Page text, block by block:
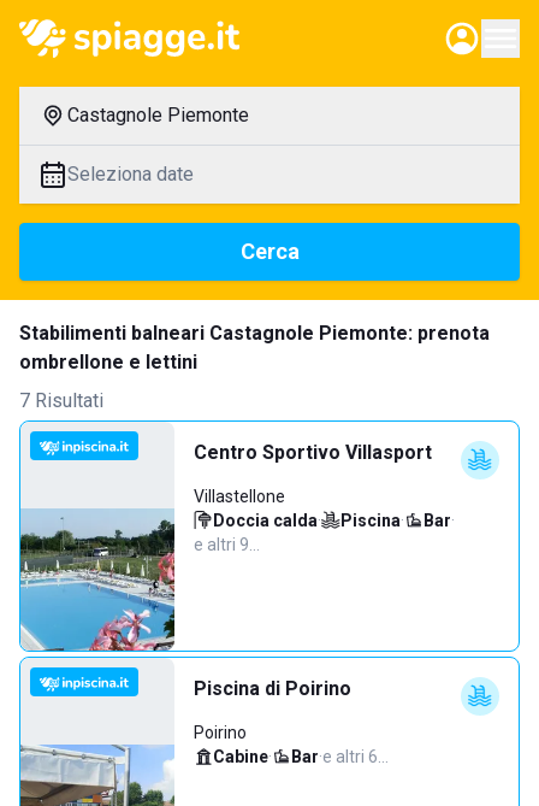
Castagnole Piemonte
Seleziona date
Cerca
Stabilimenti balneari Castagnole Piemonte: prenota
ombrellone e lettini
7 Risultati
Centro Sportivo Villasport
Villastellone
Doccia calda· Piscina· Bar·
e altri 9…
Piscina di Poirino
Poirino
Cabine· Bar·e altri 6…